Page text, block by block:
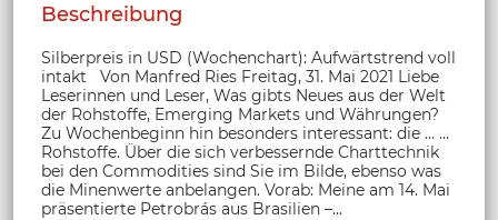
Beschreibung
Silberpreis in USD (Wochenchart): Aufwärtstrend voll
intakt Von Manfred Ries Freitag, 31. Mai 2021 Liebe
Leserinnen und Leser, Was gibts Neues aus der Welt
der Rohstoffe, Emerging Markets und Währungen?
Zu Wochenbeginn hin besonders interessant: die … …
Rohstoffe. Über die sich verbessernde Charttechnik
bei den Commodities sind Sie im Bilde, ebenso was
die Minenwerte anbelangen. Vorab: Meine am 14. Mai
präsentierte Petrobrás aus Brasilien –...